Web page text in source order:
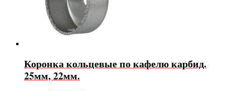
Коронка кольцевые по кафелю карбид.
25мм, 22мм.